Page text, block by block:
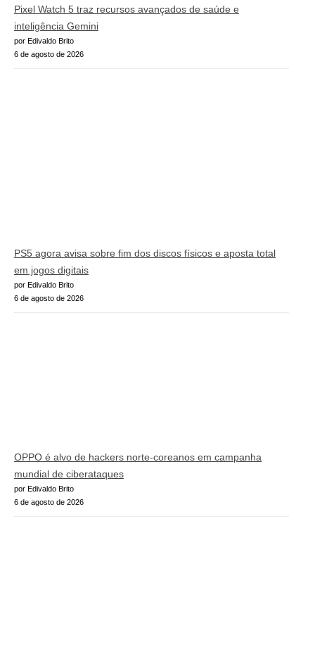
Pixel Watch 5 traz recursos avançados de saúde e
inteligência Gemini
por Edivaldo Brito
6 de agosto de 2026
PS5 agora avisa sobre fim dos discos físicos e aposta total
em jogos digitais
por Edivaldo Brito
6 de agosto de 2026
OPPO é alvo de hackers norte-coreanos em campanha
mundial de ciberataques
por Edivaldo Brito
6 de agosto de 2026